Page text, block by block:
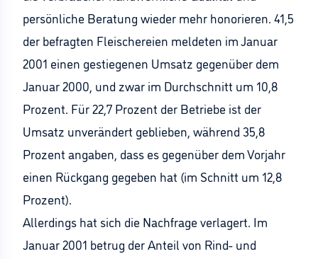
persönliche Beratung wieder mehr honorieren. 41,5
der befragten Fleischereien meldeten im Januar
2001 einen gestiegenen Umsatz gegenüber dem
Januar 2000, und zwar im Durchschnitt um 10,8
Prozent. Für 22,7 Prozent der Betriebe ist der
Umsatz unverändert geblieben, während 35,8
Prozent angaben, dass es gegenüber dem Vorjahr
einen Rückgang gegeben hat (im Schnitt um 12,8
Prozent).
Allerdings hat sich die Nachfrage verlagert. Im
Januar 2001 betrug der Anteil von Rind- und